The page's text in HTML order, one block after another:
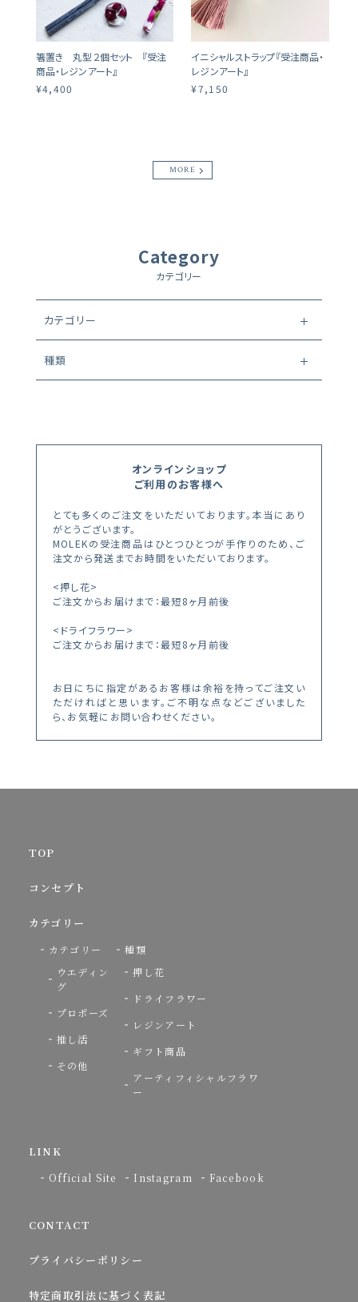
箸置き 丸型２個セット 『受注
商品・レジンアート』
¥4,400
イニシャルストラップ『受注商品・
レジンアート』
¥7,150
MORE
Category
カテゴリー
カテゴリー
種類
オンラインショップ
ご利用のお客様へ
とても多くのご注文をいただいております。本当にあり
がとうございます。
MOLEKの受注商品はひとつひとつが手作りのため、ご
注文から発送までお時間をいただいております。
<押し花>
ご注文からお届けまで：最短8ヶ月前後
<ドライフラワー>
ご注文からお届けまで：最短8ヶ月前後
お日にちに指定があるお客様は余裕を持ってご注文い
ただければと思います。ご不明な点などございました
ら、お気軽にお問い合わせください。
TOP
コンセプト
カテゴリー
カテゴリー
ウエディン
グ
プロポーズ
推し活
その他
種類
押し花
ドライフラワー
レジンアート
ギフト商品
アーティフィシャルフラワ
ー
LINK
Official Site Instagram Facebook
CONTACT
プライバシーポリシー
特定商取引法に基づく表記